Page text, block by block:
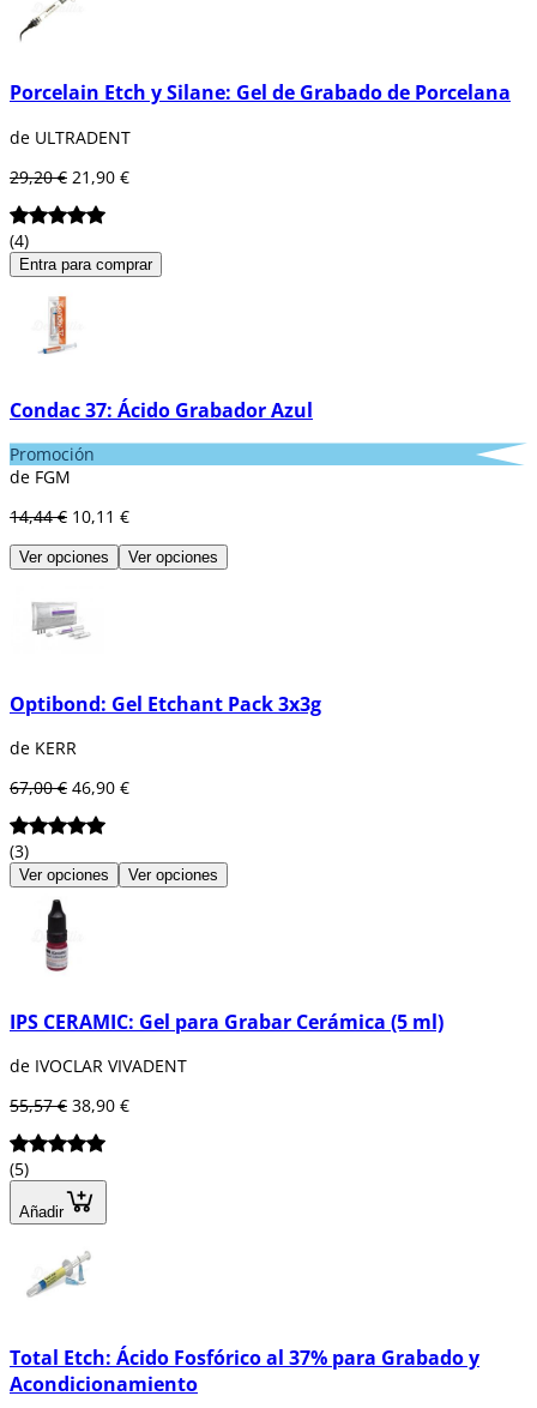
Porcelain Etch y Silane: Gel de Grabado de Porcelana
de ULTRADENT
29,20 € 21,90 €
(4)
Entra para comprar
Condac 37: Ácido Grabador Azul
Promoción
de FGM
14,44 € 10,11 €
Ver opciones Ver opciones
Optibond: Gel Etchant Pack 3x3g
de KERR
67,00 € 46,90 €
(3)
Ver opciones Ver opciones
IPS CERAMIC: Gel para Grabar Cerámica (5 ml)
de IVOCLAR VIVADENT
55,57 € 38,90 €
(5)
Añadir
Total Etch: Ácido Fosfórico al 37% para Grabado y
Acondicionamiento